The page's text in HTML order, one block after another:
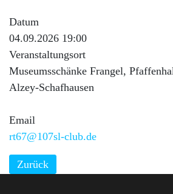
Datum
04.09.2026 19:00
Veranstaltungsort
Museumsschänke Frangel,
Alzey-Schafhausen
Email
rt67@107sl-club.de
Zurück